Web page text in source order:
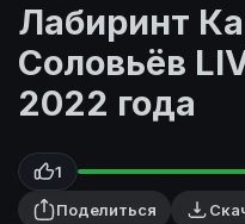
Лабиринт
Соловьёв
2022 года
1
Поделиться